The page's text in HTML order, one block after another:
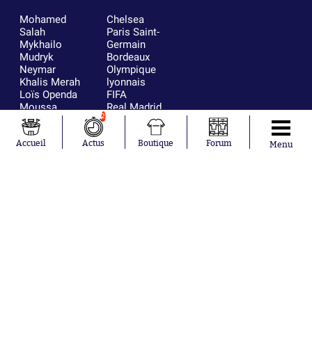
Mohamed
Salah
Mykhailo
Mudryk
Neymar
Khalis Merah
Loïs Openda
Moussa
Niakhaté
Nicolás
Tagliafico
Chelsea
Paris Saint-
Germain
Bordeaux
Olympique
lyonnais
FIFA
Real Madrid
RC Strasbourg
Accueil
2
Actus Boutique Forum Menu